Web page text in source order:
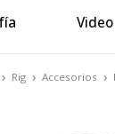
Video
Rig Accesorios